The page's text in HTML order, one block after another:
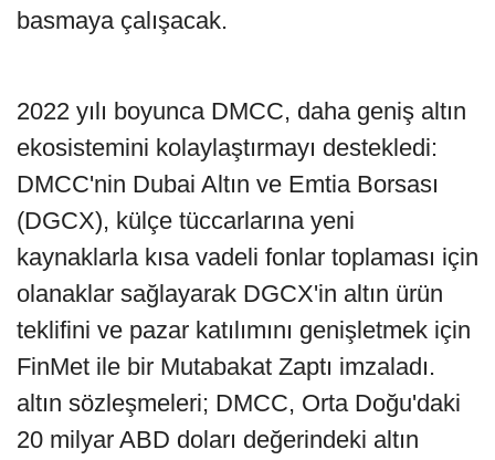
basmaya çalışacak.
2022 yılı boyunca DMCC, daha geniş altın
ekosistemini kolaylaştırmayı destekledi:
DMCC'nin Dubai Altın ve Emtia Borsası
(DGCX), külçe tüccarlarına yeni
kaynaklarla kısa vadeli fonlar toplaması için
olanaklar sağlayarak DGCX'in altın ürün
teklifini ve pazar katılımını genişletmek için
FinMet ile bir Mutabakat Zaptı imzaladı.
altın sözleşmeleri; DMCC, Orta Doğu'daki
20 milyar ABD doları değerindeki altın